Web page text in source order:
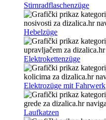
Stirnradflaschenzüge
Hebelzüge
Elektrokettenzüge
Elektrozüge mit Fahrwerk
Laufkatzen